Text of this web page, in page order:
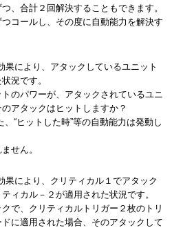
、合計２回解決することもできます。
コールし、その度に自動能力を解決す
果により、アタックしているユニット
況です。
のパワーが、アタックされているユニ
アタックはヒットしますか？
“ヒットした時”等の自動能力は発動し
せん。
果により、クリティカル１でアタック
ィカル－２が適用された状況です。
で、クリティカルトリガー２枚のトリ
に適用された場合、そのアタックして